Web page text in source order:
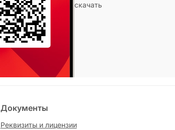
скачать
Документы
Реквизиты и лицензии